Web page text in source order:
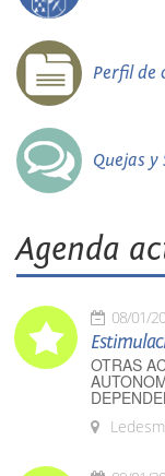
Perfil de
Quejas y
Agenda
08/01/
OTRAS